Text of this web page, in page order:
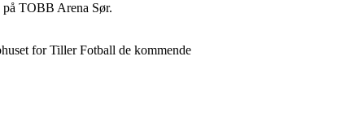
på TOBB Arena Sør.
for Tiller Fotball de kommende